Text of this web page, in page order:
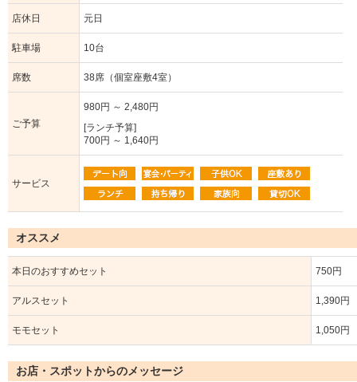
店休日 元日
駐車場 10台
席数 38席（個室座敷4室）
ご予算
980円 ～ 2,480円
[ランチ予算]
700円 ～ 1,640円
サービス
オススメ
本日のおすすめセット 750円
アルスセット 1,390円
モモセット 1,050円
お店・スポットからのメッセージ